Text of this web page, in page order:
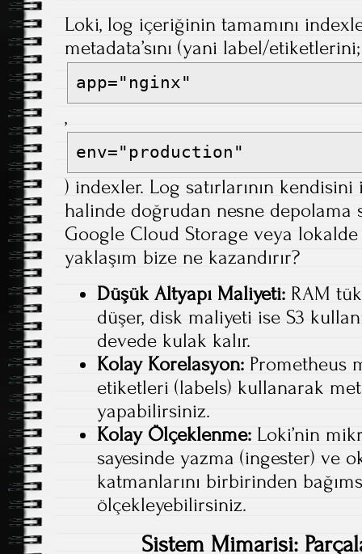
Loki, log içeriğinin tamamını
metadata’sını (yani label/
app="nginx"
,
env="production"
) indexler. Log satırlarının kendisini
halinde doğrudan nesne depolama
Google Cloud Storage veya
yaklaşım bize ne kazandırır?
Düşük Altyapı Maliyeti: RAM
düşer, disk maliyeti ise S3
devede kulak kalır.
Kolay Korelasyon: Prometheus
etiketleri (labels) kullanarak
yapabilirsiniz.
Kolay Ölçeklenme: Loki’nin
sayesinde yazma (ingester) ve
katmanlarını birbirinden
ölçekleyebilirsiniz.
Sistem Mimarisi: